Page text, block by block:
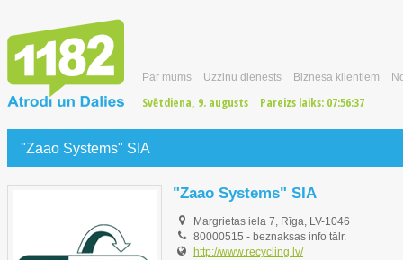
Par mums Uzziņu dienests Biznesa klientiem
Svētdiena, 9. augusts Pareizs laiks: 07:56:38
"Zaao Systems" SIA
"Zaao Systems" SIA
Margrietas iela 7, Rīga, LV-1046
80000515 - beznaksas info tālr.
http://www.recycling.lv/